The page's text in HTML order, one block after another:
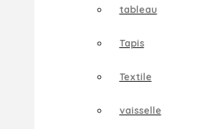
tableau
Tapis
Textile
vaisselle